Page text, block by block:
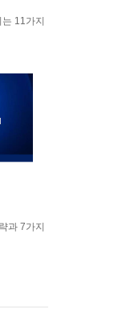
11가지
과 7가지